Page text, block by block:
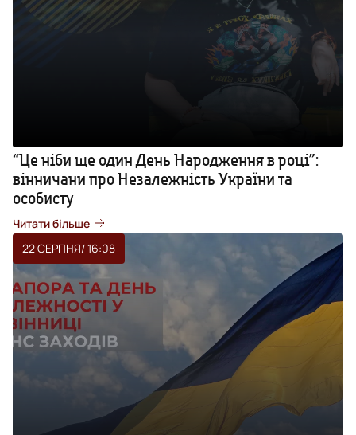
“Це ніби ще один День Народження в році”:
вінничани про Незалежність України та
особисту
Читати більше
22 СЕРПНЯ/ 16:08